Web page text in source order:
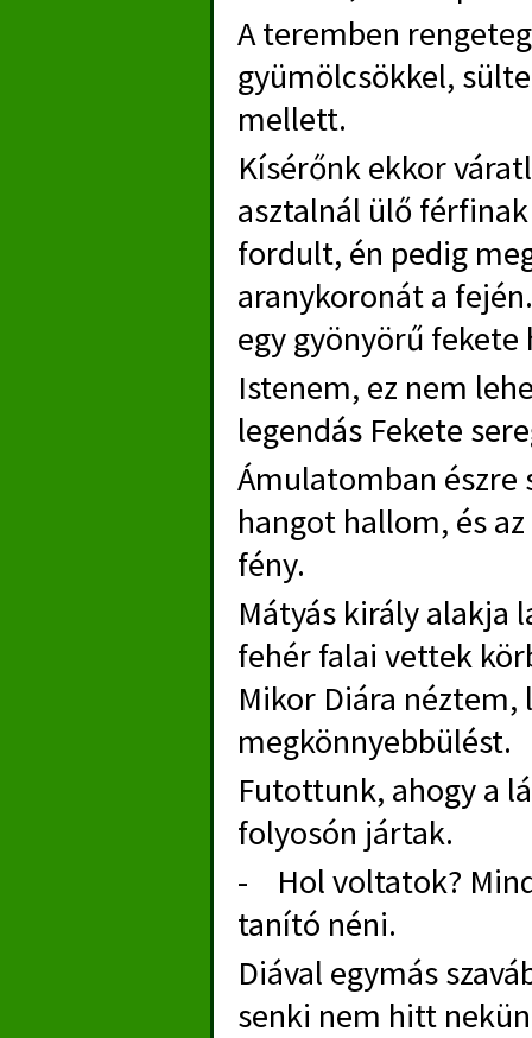
A teremben
gyümölcsökkel,
mellett.
Kísérőnk ekkor
asztalnál ülő
fordult, én pedig
aranykoronát a
egy gyönyörű fekete
Istenem, ez nem
legendás Fekete
Ámulatomban észre
hangot hallom, és
fény.
Mátyás király alakja
fehér falai vettek
Mikor Diára
megkönnyebbülést.
Futottunk, ahogy a
folyosón jártak.
- Hol voltatok?
tanító néni.
Diával egymás
senki nem hitt